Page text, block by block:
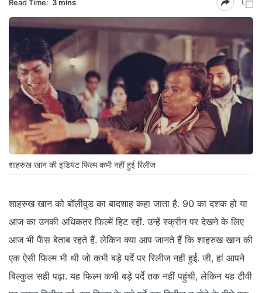
Read Time: 3 mins
शाहरुख खान की इडियट फिल्म कभी नहीं हुई रिलीज
शाहरुख खान को बॉलीवुड का बादशाह कहा जाता है. 90 का दशक हो या
आज का उनकी अधिकतर फिल्में हिट रहीं. उन्हें स्क्रीन पर देखने के लिए
आज भी फैंस बेताब रहते हैं. लेकिन क्या आप जानते हैं कि शाहरुख खान की
एक ऐसी फिल्म भी थी जो कभी बड़े पर्दे पर रिलीज नहीं हुई. जी, हां आपने
बिल्कुल सही पढ़ा. यह फिल्म कभी बड़े पर्दे तक नहीं पहुंची, लेकिन यह टीवी